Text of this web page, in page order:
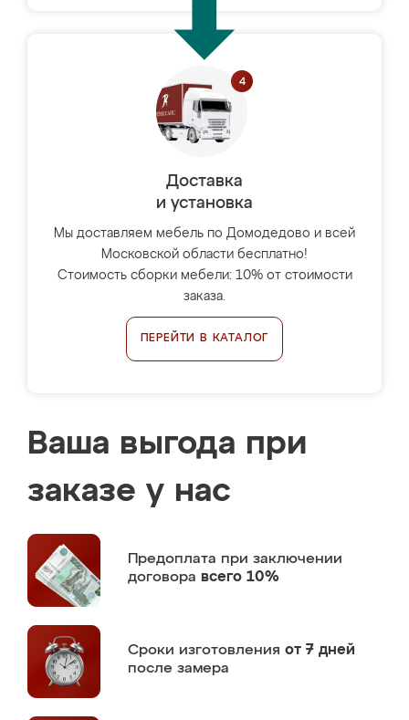
Доставка
и установка
Мы доставляем мебель по Домодедово и всей
Московской области бесплатно!
Стоимость сборки мебели: 10% от стоимости
заказа.
ПЕРЕЙТИ В КАТАЛОГ
Ваша выгода при
заказе у нас
Предоплата при заключении
договора всего 10%
Сроки изготовления от 7 дней
после замера